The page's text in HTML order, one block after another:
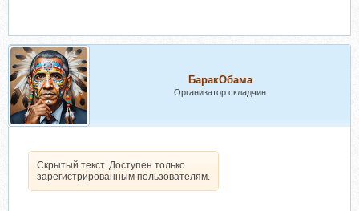
БаракОбама
Организатор складчин
Скрытый текст. Доступен только
зарегистрированным пользователям.